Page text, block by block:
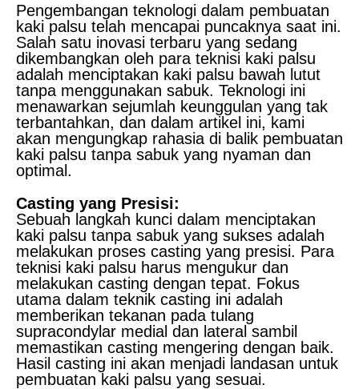
Pengembangan teknologi dalam pembuatan
kaki palsu telah mencapai puncaknya saat ini.
Salah satu inovasi terbaru yang sedang
dikembangkan oleh para teknisi kaki palsu
adalah menciptakan kaki palsu bawah lutut
tanpa menggunakan sabuk. Teknologi ini
menawarkan sejumlah keunggulan yang tak
terbantahkan, dan dalam artikel ini, kami
akan mengungkap rahasia di balik pembuatan
kaki palsu tanpa sabuk yang nyaman dan
optimal.
Casting yang Presisi:
Sebuah langkah kunci dalam menciptakan
kaki palsu tanpa sabuk yang sukses adalah
melakukan proses casting yang presisi. Para
teknisi kaki palsu harus mengukur dan
melakukan casting dengan tepat. Fokus
utama dalam teknik casting ini adalah
memberikan tekanan pada tulang
supracondylar medial dan lateral sambil
memastikan casting mengering dengan baik.
Hasil casting ini akan menjadi landasan untuk
pembuatan kaki palsu yang sesuai.